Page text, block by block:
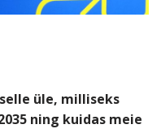
üle, milliseks
ning kuidas meie